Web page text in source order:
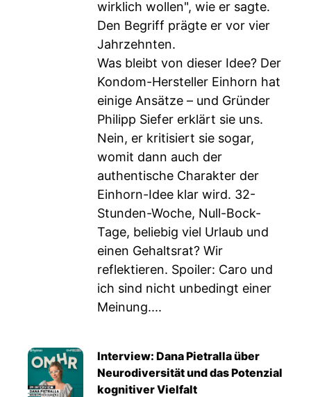
wirklich wollen", wie er sagte.
Den Begriff prägte er vor vier
Jahrzehnten.
Was bleibt von dieser Idee? Der
Kondom-Hersteller Einhorn hat
einige Ansätze – und Gründer
Philipp Siefer erklärt sie uns.
Nein, er kritisiert sie sogar,
womit dann auch der
authentische Charakter der
Einhorn-Idee klar wird. 32-
Stunden-Woche, Null-Bock-
Tage, beliebig viel Urlaub und
einen Gehaltsrat? Wir
reflektieren. Spoiler: Caro und
ich sind nicht unbedingt einer
Meinung....
Interview: Dana Pietralla über
Neurodiversität und das Potenzial
kognitiver Vielfalt